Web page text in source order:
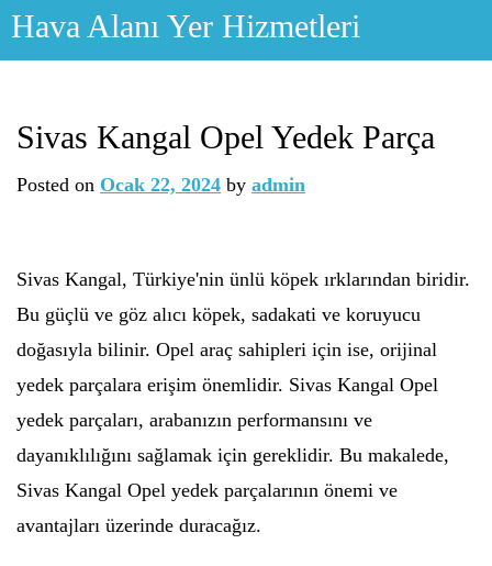
Skip
Hava Alanı Yer Hizmetleri
Sivas Kangal Opel Yedek Parça
Posted on Ocak 22, 2024 by admin
Sivas Kangal, Türkiye'nin ünlü köpek ırklarından biridir.
Bu güçlü ve göz alıcı köpek, sadakati ve koruyucu
doğasıyla bilinir. Opel araç sahipleri için ise, orijinal
yedek parçalara erişim önemlidir. Sivas Kangal Opel
yedek parçaları, arabanızın performansını ve
dayanıklılığını sağlamak için gereklidir. Bu makalede,
Sivas Kangal Opel yedek parçalarının önemi ve
avantajları üzerinde duracağız.